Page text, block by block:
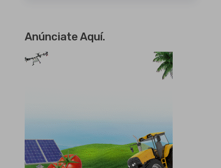
Anúnciate Aquí.